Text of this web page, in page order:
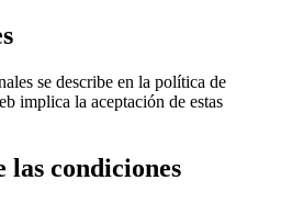
se describe en la política de
implica la aceptación de estas
condiciones